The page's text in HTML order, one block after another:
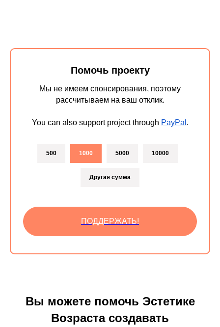
Помочь проекту
Мы не имеем спонсирования, поэтому
рассчитываем на ваш отклик.
You can also support project through PayPal .
500 1000 5000 10000
Другая сумма
ПОДДЕРЖАТЬ!
Вы можете помочь Эстетике
Возраста создавать